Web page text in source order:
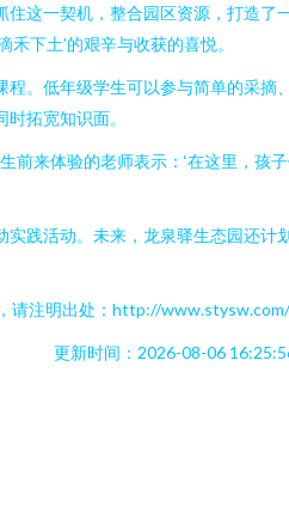
这一契机，整合园区资源，打造
下土’的艰辛与收获的喜悦。
。低年级学生可以参与简单的采
拓宽知识面。
前来体验的老师表示：‘在这里，
践活动。未来，龙泉驿生态园还
请注明出处：http://
更新时间：2026-08-06